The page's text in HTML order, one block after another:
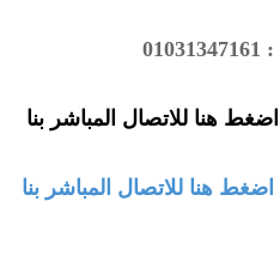
هنا للاتصال المباشر بنا
هنا للاتصال المباشر بنا